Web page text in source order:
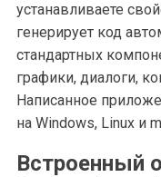
устанавливаете
генерирует код
стандартных
графики, диалоги,
Написанное
на Windows, Linux и
Встроенный